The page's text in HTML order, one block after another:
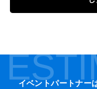
イベントパートナー